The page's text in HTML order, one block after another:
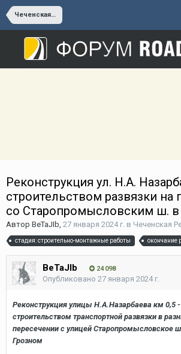
Чеченская Республика
Реконструкция ул. Н.А.
строительством развязки на
со Старопромысловским ш. в
Автор BeTaJIb, 27 января 2024 г. в Чеченская
стадия: строительно-монтажные работы окончание
BeTaJIb 24 098
Опубликовано 27 января 2024 г.
Реконструкция улицы Н.А.Назарбаева км 0,5
строительством транспортной развязки в
пересечении с улицей Старопромысловское
Грозном